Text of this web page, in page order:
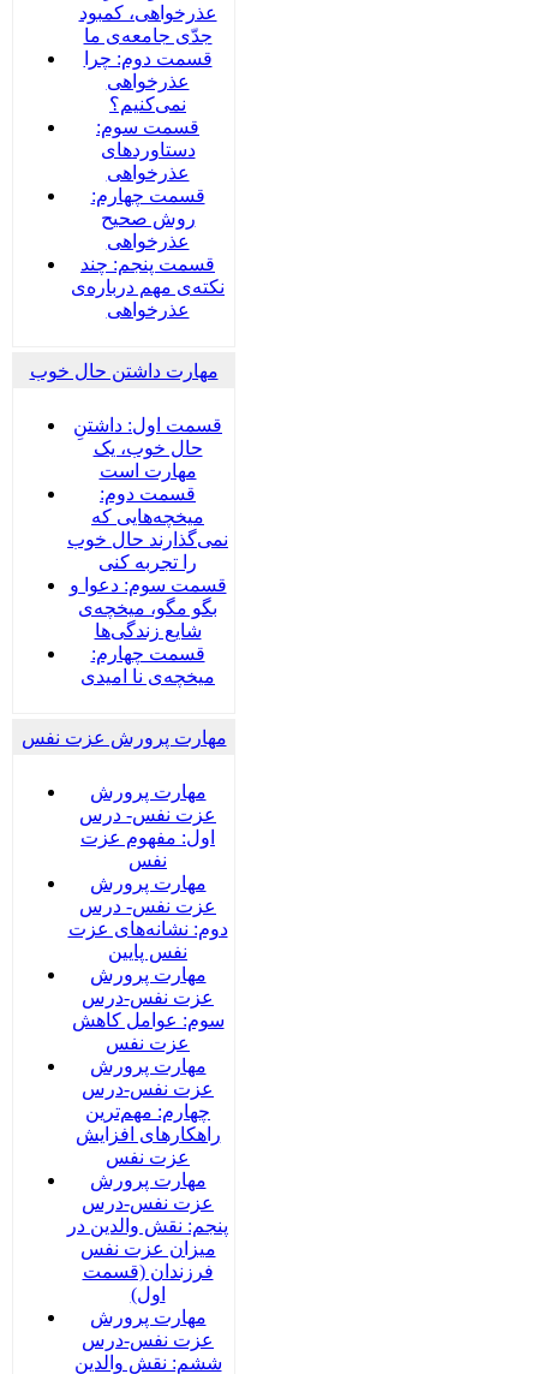
عذرخواهی، کمبود
جدّی جامعه‌ی ما
قسمت دوم: چرا
عذرخواهی
نمی‌کنیم؟
قسمت سوم:
دستاوردهای
عذرخواهی
قسمت چهارم:
روش صحیح
عذرخواهی
قسمت پنجم: چند
نکته‌ی مهم درباره‌ی
عذرخواهی
مهارت داشتن حال خوب
قسمت اول: داشتنِ
حال خوب، یک
مهارت است
قسمت دوم:
میخچه‌هایی که
نمی‌گذارند حال خوب
را تجربه کنی
قسمت سوم: دعوا و
بگو مگو، میخچه‌ی
شایع زندگی‌ها
قسمت چهارم:
میخچه‌ی نا امیدی
مهارت پرورش عزت نفس
مهارت پرورش
عزت نفس- درس
اول: مفهوم عزت
نفس
مهارت پرورش
عزت نفس- درس
دوم: نشانه‌های عزت
نفس پایین
مهارت پرورش
عزت نفس-درس
سوم: عوامل کاهش
عزت نفس
مهارت پرورش
عزت نفس-درس
چهارم: مهم‌ترین
راهکارهای افزایش
عزت نفس
مهارت پرورش
عزت نفس-درس
پنجم: نقش والدین در
میزان عزت نفس
فرزندان (قسمت
اول)
مهارت پرورش
عزت نفس-درس
ششم: نقش والدین